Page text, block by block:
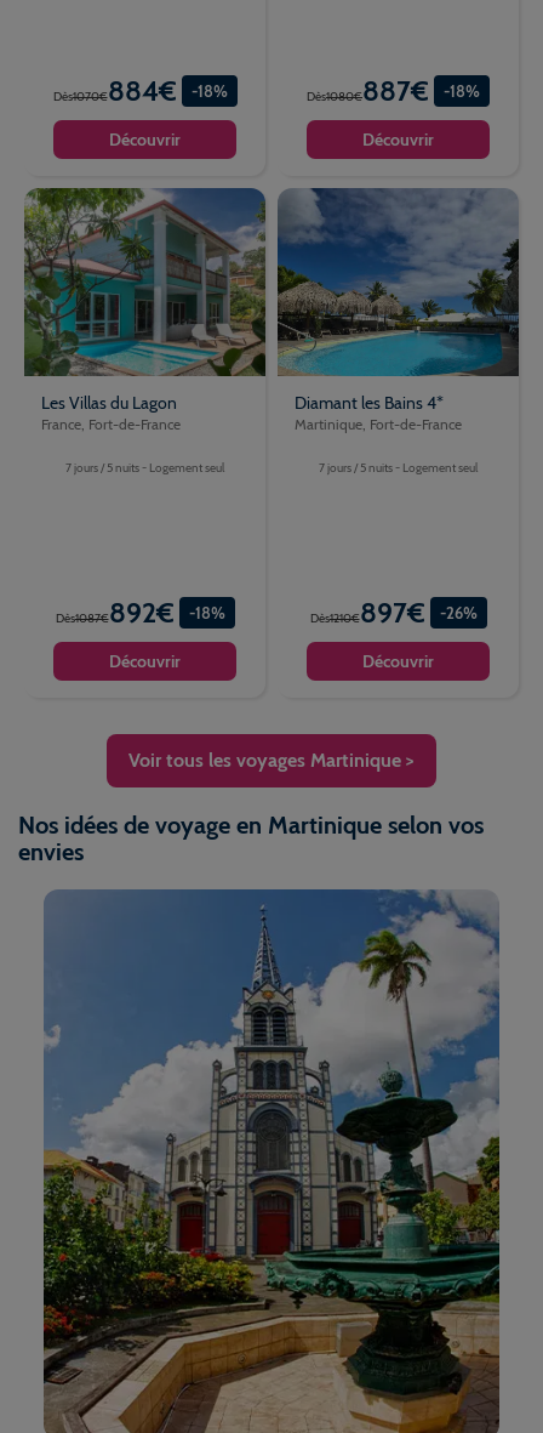
Dès1070€884€ -18%
Découvrir
Dès1080€887€ -18%
Découvrir
Les Villas du Lagon
France, Fort-de-France
7 jours / 5 nuits - Logement seul
Dès1087€892€ -18%
Découvrir
Diamant les Bains 4*
Martinique, Fort-de-France
7 jours / 5 nuits - Logement seul
Dès1210€897€ -26%
Découvrir
Voir tous les voyages Martinique >
Nos idées de voyage en Martinique selon vos
envies